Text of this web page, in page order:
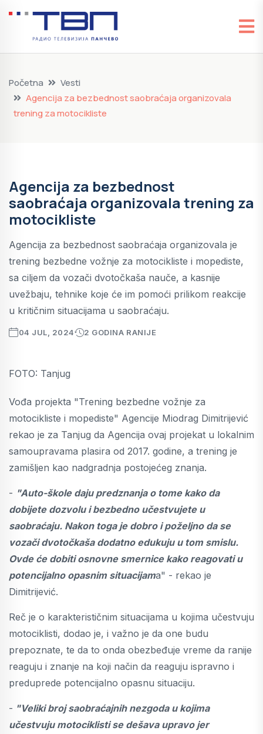
Početna
Vesti
Agencija za bezbednost saobraćaja organizovala
trening za motocikliste
Agencija za bezbednost
saobraćaja organizovala trening za
motocikliste
Agencija za bezbednost saobraćaja organizovala je
trening bezbedne vožnje za motocikliste i mopediste,
sa ciljem da vozači dvotočkaša nauče, a kasnije
uvežbaju, tehnike koje će im pomoći prilikom reakcije
u kritičnim situacijama u saobraćaju.
04 JUL, 2024 2 GODINA RANIJE
FOTO: Tanjug
Vođa projekta "Trening bezbedne vožnje za
motocikliste i mopediste" Agencije Miodrag Dimitrijević
rekao je za Tanjug da Agencija ovaj projekat u lokalnim
samoupravama plasira od 2017. godine, a trening je
zamišljen kao nadgradnja postojećeg znanja.
- "Auto-škole daju predznanja o tome kako da
dobijete dozvolu i bezbedno učestvujete u
saobraćaju. Nakon toga je dobro i poželjno da se
vozači dvotočkaša dodatno edukuju u tom smislu.
Ovde će dobiti osnovne smernice kako reagovati u
potencijalno opasnim situacijama" - rekao je
Dimitrijević.
Reč je o karakterističnim situacijama u kojima učestvuju
motociklisti, dodao je, i važno je da one budu
prepoznate, te da to onda obezbeđuje vreme da ranije
reaguju i znanje na koji način da reaguju ispravno i
preduprede potencijalno opasnu situaciju.
- "Veliki broj saobraćajnih nezgoda u kojima
učestvuju motociklisti se dešava upravo jer